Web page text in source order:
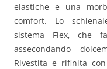
elastiche e una
comfort. Lo
sistema Flex, che
assecondando
Rivestita e rifinita